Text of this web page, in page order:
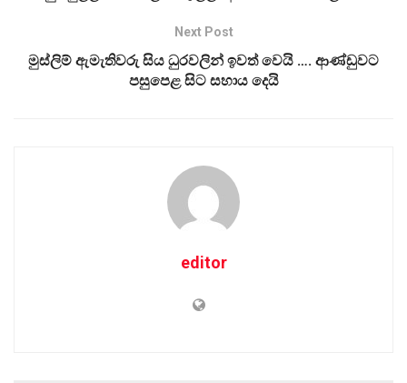
Next Post
මුස්ලිම් ඇමැතිවරු සිය ධුරවලින් ඉවත් වෙයි …. ආණ්ඩුවට
පසුපෙළ සිට සහාය දෙයි
editor